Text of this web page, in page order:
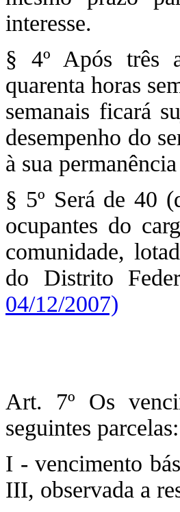
interesse.
§ 4º Após três
quarenta horas
semanais ficará
desempenho do
à sua
§ 5º Será de 40
ocupantes do
comunidade,
do Distrito
04/12/2007)
Art. 7º Os
seguintes parcelas:
I - vencimento
III, observada a